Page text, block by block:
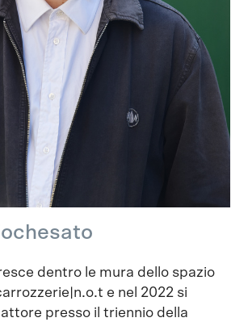
dentro le mura dello spazio
e nel 2022 si
presso il triennio della